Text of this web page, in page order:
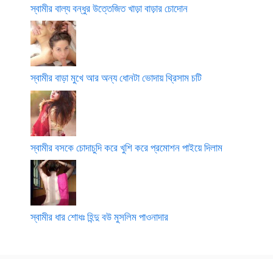
স্বামীর বাল্য বন্ধুর উত্তেজিত খাড়া বাড়ার চোদোন
স্বামীর বাড়া মুখে আর অন্য ধোনটা ভোদায় থ্রিসাম চটি
স্বামীর বসকে চোদাচুদি করে খুশি করে প্রমোশন পাইয়ে দিলাম
স্বামীর ধার শোধঃ হিন্দু বউ মুসলিম পাওনাদার